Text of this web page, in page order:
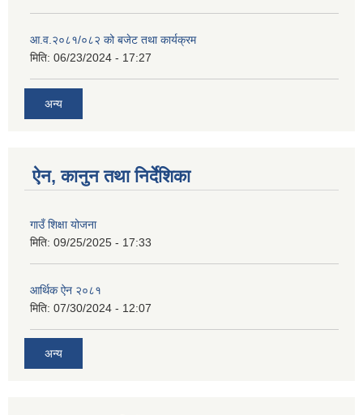
आ.व.२०८१/०८२ को बजेट तथा कार्यक्रम
मिति: 06/23/2024 - 17:27
अन्य
ऐन, कानुन तथा निर्देशिका
गाउँ शिक्षा योजना
मिति: 09/25/2025 - 17:33
आर्थिक ऐन २०८१
मिति: 07/30/2024 - 12:07
अन्य